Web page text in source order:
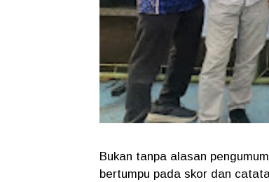
Bukan tanpa alasan
bertumpu pada skor dan